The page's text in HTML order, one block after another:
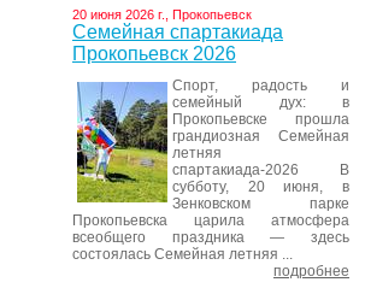
20 июня 2026 г., Прокопьевск
Семейная спартакиада
Прокопьевск 2026
Спорт, радость и
семейный дух: в
Прокопьевске прошла
грандиозная Семейная
летняя
спартакиада-2026 В
субботу, 20 июня, в
Зенковском парке
Прокопьевска царила атмосфера
всеобщего праздника — здесь
состоялась Семейная летняя ...
подробнее